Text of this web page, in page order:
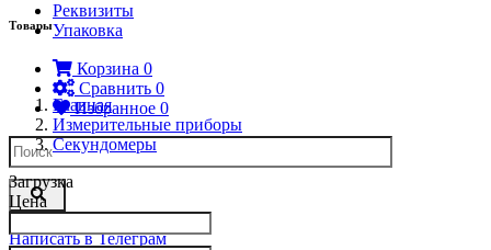
Товары
Корзина 0
Сравнить 0
Избранное 0
Написать в Телеграм
Реквизиты
Упаковка
Главная
Измерительные приборы
Секундомеры
Загрузка
Цена